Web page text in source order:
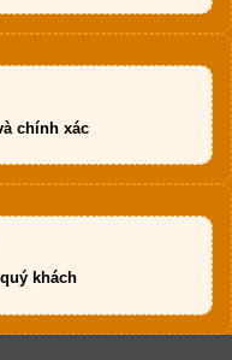
chính xác
khách